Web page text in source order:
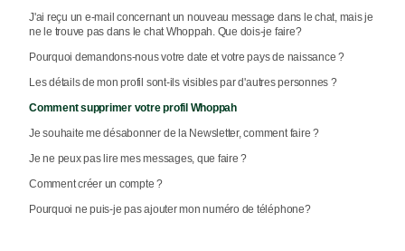
J'ai reçu un e-mail concernant un nouveau message dans le chat, mais je
ne le trouve pas dans le chat Whoppah. Que dois-je faire?
Pourquoi demandons-nous votre date et votre pays de naissance ?
Les détails de mon profil sont-ils visibles par d'autres personnes ?
Comment supprimer votre profil Whoppah
Je souhaite me désabonner de la Newsletter, comment faire ?
Je ne peux pas lire mes messages, que faire ?
Comment créer un compte ?
Pourquoi ne puis-je pas ajouter mon numéro de téléphone?